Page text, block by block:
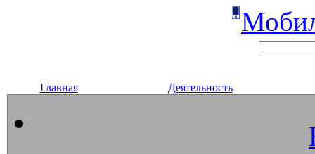
Главная Деятельность